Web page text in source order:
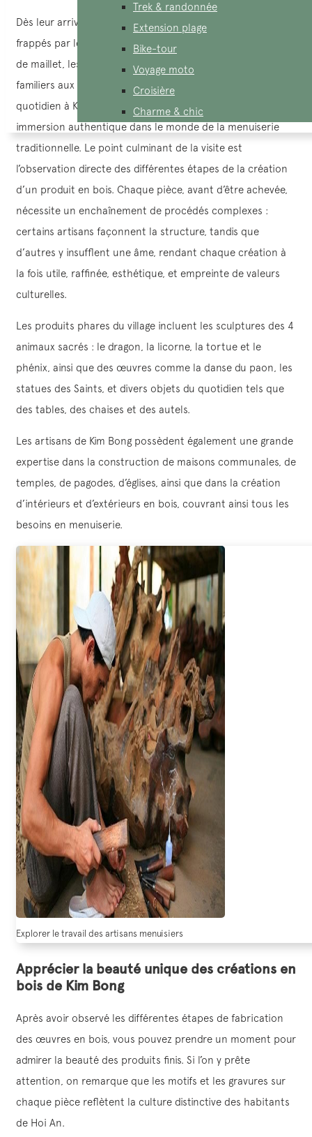
Trek & randonnée
Extension plage
Bike-tour
Voyage moto
Croisière
Charme & chic
Dès leur arrivée au village, les visiteurs sont immédiatement
frappés par les sons distinctifs du travail du bois : les coups
de maillet, les raclements du ciseau, tous ces bruits si
familiers aux habitants. Ces sons font partie intégrante du
quotidien à Kim Bong. La visite du village offre une
immersion authentique dans le monde de la menuiserie
traditionnelle. Le point culminant de la visite est
l’observation directe des différentes étapes de la création
d’un produit en bois. Chaque pièce, avant d’être achevée,
nécessite un enchaînement de procédés complexes :
certains artisans façonnent la structure, tandis que
d’autres y insufflent une âme, rendant chaque création à
la fois utile, raffinée, esthétique, et empreinte de valeurs
culturelles.
Les produits phares du village incluent les sculptures des 4
animaux sacrés : le dragon, la licorne, la tortue et le
phénix, ainsi que des œuvres comme la danse du paon, les
statues des Saints, et divers objets du quotidien tels que
des tables, des chaises et des autels.
Les artisans de Kim Bong possèdent également une grande
expertise dans la construction de maisons communales, de
temples, de pagodes, d’églises, ainsi que dans la création
d’intérieurs et d’extérieurs en bois, couvrant ainsi tous les
besoins en menuiserie.
Explorer le travail des artisans menuisiers
Apprécier la beauté unique des créations en
bois de Kim Bong
Après avoir observé les différentes étapes de fabrication
des œuvres en bois, vous pouvez prendre un moment pour
admirer la beauté des produits finis. Si l’on y prête
attention, on remarque que les motifs et les gravures sur
chaque pièce reflètent la culture distinctive des habitants
de Hoi An.